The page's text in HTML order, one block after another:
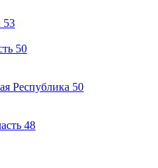
53
50
Республика 50
48